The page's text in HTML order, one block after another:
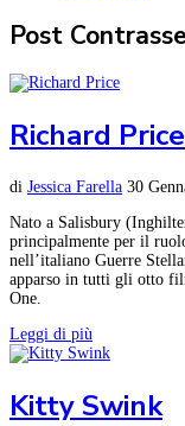
Post
Richard Price
di Jessica Farella 30
Nato a Salisbury
principalmente per il
nell’italiano Guerre
apparso in tutti gli otto
One.
Leggi di più
Kitty Swink